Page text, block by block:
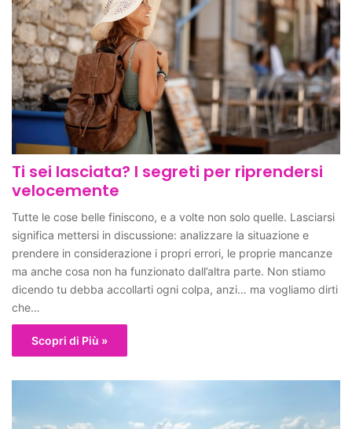
Ti sei lasciata? I segreti per riprendersi
velocemente
Tutte le cose belle finiscono, e a volte non solo quelle. Lasciarsi
significa mettersi in discussione: analizzare la situazione e
prendere in considerazione i propri errori, le proprie mancanze
ma anche cosa non ha funzionato dall’altra parte. Non stiamo
dicendo tu debba accollarti ogni colpa, anzi… ma vogliamo dirti
che…
Scopri di Più »